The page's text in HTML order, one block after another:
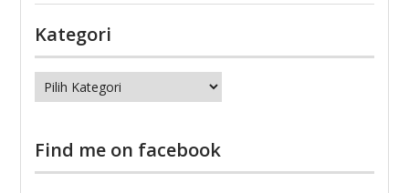
Kategori
Kategori
Find me on facebook